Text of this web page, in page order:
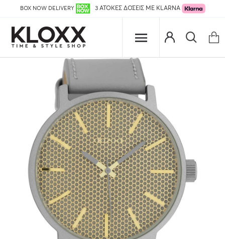
BOX NOW DELIVERY 3 ΑΤΟΚΕΣ ΔΟΣΕΙΣ ΜΕ KLARNA